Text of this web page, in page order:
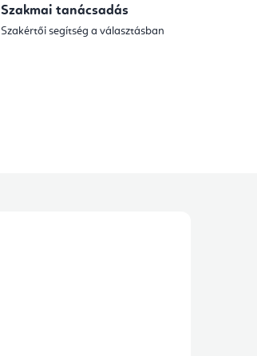
Szakmai tanácsadás
Szakértői segítség a választásban